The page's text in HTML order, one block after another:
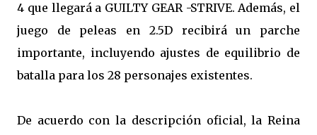
4 que llegará a GUILTY GEAR -STRIVE. Además, el
juego de peleas en 2.5D recibirá un parche
importante, incluyendo ajustes de equilibrio de
batalla para los 28 personajes existentes.
De acuerdo con la descripción oficial, la Reina